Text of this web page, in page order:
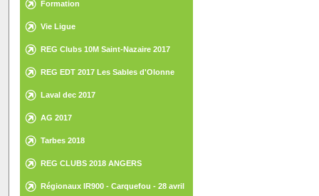
Formation
Vie Ligue
REG Clubs 10M Saint-Nazaire 2017
REG EDT 2017 Les Sables d'Olonne
Laval dec 2017
AG 2017
Tarbes 2018
REG CLUBS 2018 ANGERS
Régionaux IR900 - Carquefou - 28 avril